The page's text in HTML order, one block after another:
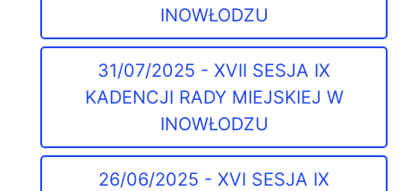
INOWŁODZU
31/07/2025 - XVII SESJA IX
KADENCJI RADY MIEJSKIEJ W
INOWŁODZU
26/06/2025 - XVI SESJA IX